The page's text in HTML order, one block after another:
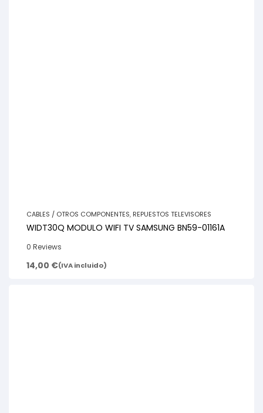
CABLES / OTROS COMPONENTES, REPUESTOS TELEVISORES
WIDT30Q MODULO WIFI TV SAMSUNG BN59-01161A
0 Reviews
14,00 €(IVA incluido)